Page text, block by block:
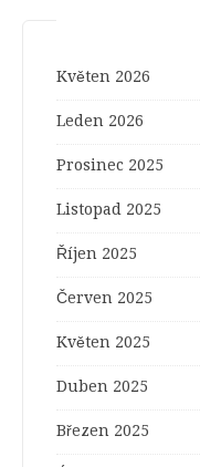
Květen 2026
Leden 2026
Prosinec 2025
Listopad 2025
Říjen 2025
Červen 2025
Květen 2025
Duben 2025
Březen 2025